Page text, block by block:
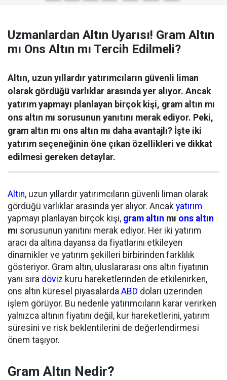
Uzmanlardan Altın Uyarısı! Gram Altın
mı Ons Altın mı Tercih Edilmeli?
Altın, uzun yıllardır yatırımcıların güvenli liman
olarak gördüğü varlıklar arasında yer alıyor. Ancak
yatırım yapmayı planlayan birçok kişi, gram altın mı
ons altın mı sorusunun yanıtını merak ediyor. Peki,
gram altın mı ons altın mı daha avantajlı? İşte iki
yatırım seçeneğinin öne çıkan özellikleri ve dikkat
edilmesi gereken detaylar.
Altın, uzun yıllardır yatırımcıların güvenli liman olarak
gördüğü varlıklar arasında yer alıyor. Ancak yatırım
yapmayı planlayan birçok kişi, gram altın mı ons altın
mı sorusunun yanıtını merak ediyor. Her iki yatırım
aracı da altına dayansa da fiyatlarını etkileyen
dinamikler ve yatırım şekilleri birbirinden farklılık
gösteriyor. Gram altın, uluslararası ons altın fiyatının
yanı sıra döviz kuru hareketlerinden de etkilenirken,
ons altın küresel piyasalarda ABD doları üzerinden
işlem görüyor. Bu nedenle yatırımcıların karar verirken
yalnızca altının fiyatını değil, kur hareketlerini, yatırım
süresini ve risk beklentilerini de değerlendirmesi
önem taşıyor.
Gram Altın Nedir?